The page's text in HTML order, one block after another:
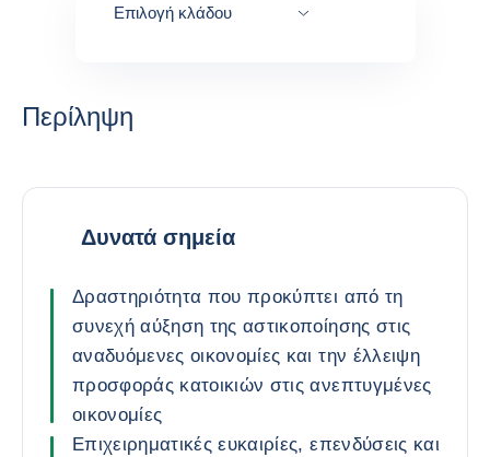
Επιλογή κλάδου
Περίληψη
Δυνατά σημεία
Δραστηριότητα που προκύπτει από τη
συνεχή αύξηση της αστικοποίησης στις
αναδυόμενες οικονομίες και την έλλειψη
προσφοράς κατοικιών στις ανεπτυγμένες
οικονομίες
Επιχειρηματικές ευκαιρίες, επενδύσεις και